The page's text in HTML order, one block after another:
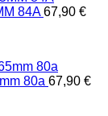
84A 67,90 €
80a 67,90 €